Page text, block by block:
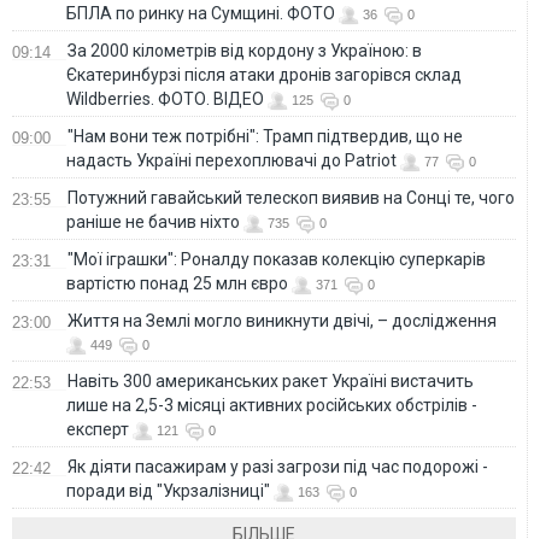
БПЛА по ринку на Сумщині. ФОТО
36 0
09:14
За 2000 кілометрів від кордону з Україною: в
Єкатеринбурзі після атаки дронів загорівся склад
Wildberries. ФОТО. ВІДЕО
125 0
09:00
"Нам вони теж потрібні": Трамп підтвердив, що не
надасть Україні перехоплювачі до Patriot
77 0
23:55
Потужний гавайський телескоп виявив на Сонці те, чого
раніше не бачив ніхто
735 0
23:31
"Мої іграшки": Роналду показав колекцію суперкарів
вартістю понад 25 млн євро
371 0
23:00 Життя на Землі могло виникнути двічі, – дослідження
449 0
22:53
Навіть 300 американських ракет Україні вистачить
лише на 2,5-3 місяці активних російських обстрілів -
експерт
121 0
22:42
Як діяти пасажирам у разі загрози під час подорожі -
поради від "Укрзалізниці"
163 0
БІЛЬШЕ